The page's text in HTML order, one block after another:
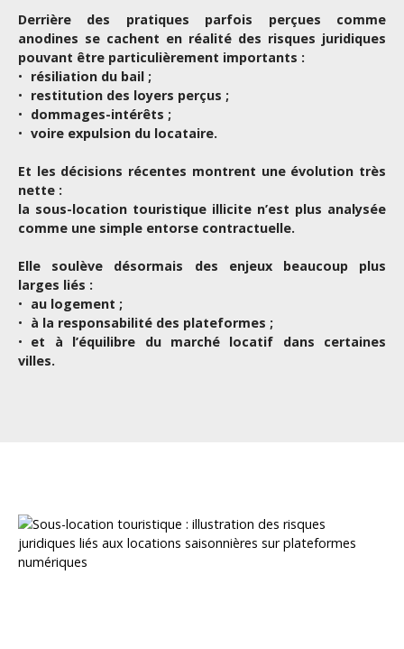
Derrière des pratiques parfois perçues comme
anodines se cachent en réalité des risques juridiques
pouvant être particulièrement importants :
résiliation du bail ;
restitution des loyers perçus ;
dommages-intérêts ;
voire expulsion du locataire.
Et les décisions récentes montrent une évolution très
nette :
la sous-location touristique illicite n’est plus analysée
comme une simple entorse contractuelle.
Elle soulève désormais des enjeux beaucoup plus
larges liés :
au logement ;
à la responsabilité des plateformes ;
et à l’équilibre du marché locatif dans certaines
villes.